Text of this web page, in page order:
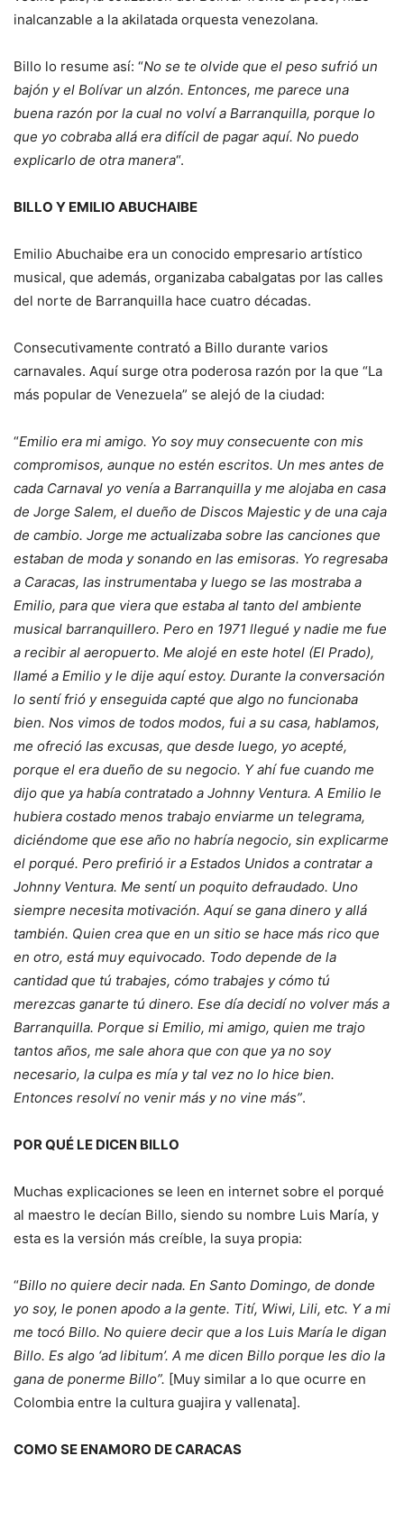
inalcanzable a la akilatada orquesta venezolana.
Billo lo resume así: “No se te olvide que el peso sufrió un
bajón y el Bolívar un alzón. Entonces, me parece una
buena razón por la cual no volví a Barranquilla, porque lo
que yo cobraba allá era difícil de pagar aquí. No puedo
explicarlo de otra manera“.
BILLO Y EMILIO ABUCHAIBE
Emilio Abuchaibe era un conocido empresario artístico
musical, que además, organizaba cabalgatas por las calles
del norte de Barranquilla hace cuatro décadas.
Consecutivamente contrató a Billo durante varios
carnavales. Aquí surge otra poderosa razón por la que “La
más popular de Venezuela” se alejó de la ciudad:
“Emilio era mi amigo. Yo soy muy consecuente con mis
compromisos, aunque no estén escritos. Un mes antes de
cada Carnaval yo venía a Barranquilla y me alojaba en casa
de Jorge Salem, el dueño de Discos Majestic y de una caja
de cambio. Jorge me actualizaba sobre las canciones que
estaban de moda y sonando en las emisoras. Yo regresaba
a Caracas, las instrumentaba y luego se las mostraba a
Emilio, para que viera que estaba al tanto del ambiente
musical barranquillero. Pero en 1971 llegué y nadie me fue
a recibir al aeropuerto. Me alojé en este hotel (El Prado),
llamé a Emilio y le dije aquí estoy. Durante la conversación
lo sentí frió y enseguida capté que algo no funcionaba
bien. Nos vimos de todos modos, fui a su casa, hablamos,
me ofreció las excusas, que desde luego, yo acepté,
porque el era dueño de su negocio. Y ahí fue cuando me
dijo que ya había contratado a Johnny Ventura. A Emilio le
hubiera costado menos trabajo enviarme un telegrama,
diciéndome que ese año no habría negocio, sin explicarme
el porqué. Pero prefirió ir a Estados Unidos a contratar a
Johnny Ventura. Me sentí un poquito defraudado. Uno
siempre necesita motivación. Aquí se gana dinero y allá
también. Quien crea que en un sitio se hace más rico que
en otro, está muy equivocado. Todo depende de la
cantidad que tú trabajes, cómo trabajes y cómo tú
merezcas ganarte tú dinero. Ese día decidí no volver más a
Barranquilla. Porque si Emilio, mi amigo, quien me trajo
tantos años, me sale ahora que con que ya no soy
necesario, la culpa es mía y tal vez no lo hice bien.
Entonces resolví no venir más y no vine más”.
POR QUÉ LE DICEN BILLO
Muchas explicaciones se leen en internet sobre el porqué
al maestro le decían Billo, siendo su nombre Luis María, y
esta es la versión más creíble, la suya propia:
“Billo no quiere decir nada. En Santo Domingo, de donde
yo soy, le ponen apodo a la gente. Tití, Wiwi, Lili, etc. Y a mi
me tocó Billo. No quiere decir que a los Luis María le digan
Billo. Es algo ‘ad libitum’. A me dicen Billo porque les dio la
gana de ponerme Billo”. [Muy similar a lo que ocurre en
Colombia entre la cultura guajira y vallenata].
COMO SE ENAMORO DE CARACAS